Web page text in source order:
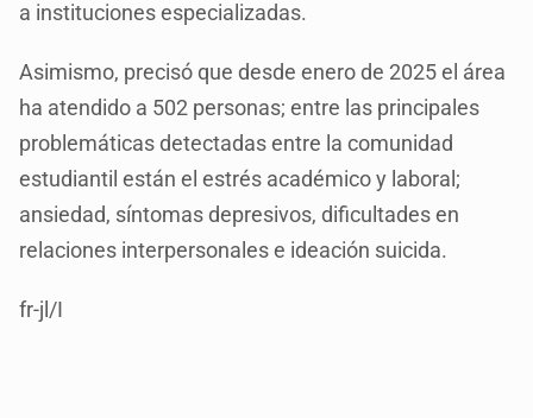
a instituciones especializadas.
Asimismo, precisó que desde enero de 2025 el área
ha atendido a 502 personas; entre las principales
problemáticas detectadas entre la comunidad
estudiantil están el estrés académico y laboral;
ansiedad, síntomas depresivos, dificultades en
relaciones interpersonales e ideación suicida.
fr-jl/I